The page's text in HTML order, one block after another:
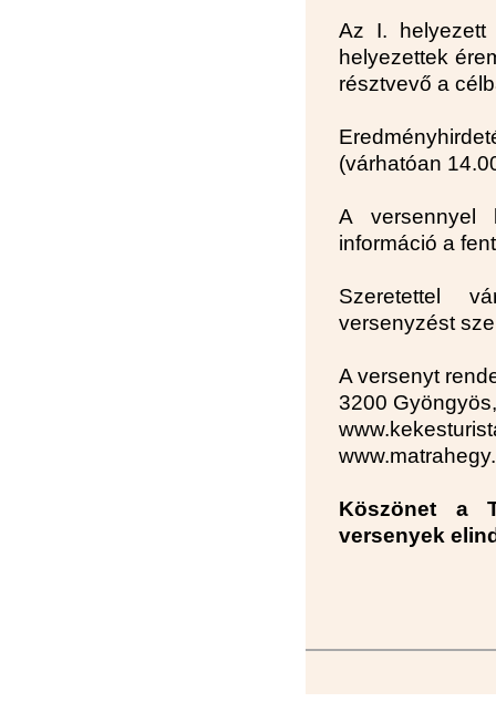
Az I. helyezett
helyezettek
résztvevő a
(várhatóan
A versennyel
információ a
Szeretettel
versenyzést
A versenyt
3200
Köszönet a
versenyek